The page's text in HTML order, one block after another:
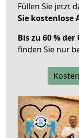
Füllen Sie jetzt
Sie kostenlose
Bis zu 60 %
finden Sie nur